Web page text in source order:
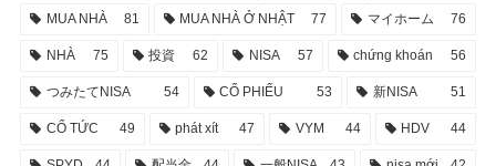
MUA NHÀ 81 MUA NHÀ Ở NHẬT 77 マイホーム 76
NHÀ 75 投資 62 NISA 57 chứng khoán 56
つみたてNISA 54 CỔ PHIẾU 53 新NISA 51
CỔ TỨC 49 phát xít 47 VYM 44 HDV 44